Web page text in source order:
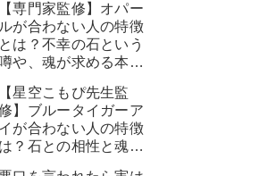
【専門家監修】オパー
ルが合わない人の特徴
とは？不幸の石という
噂や、魂が求める本当
【星空こもぴ先生監
】ブルータイガーア
イが合わない人の特徴
は？石との相性と魂が